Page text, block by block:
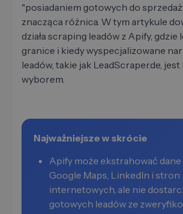
"posiadaniem gotowych do
znacząca różnica. W tym artykule
działa scraping leadów z Apify, gdzie
granice i kiedy wyspecjalizowane
leadów, takie jak LeadScraper.de,
wyborem.
Najważniejsze w skrócie
Apify może ekstrahować
Google Maps, LinkedIn i stron
internetowych, ale nie
gotowych leadów ze